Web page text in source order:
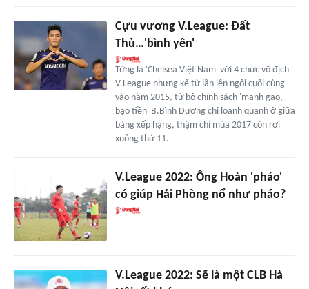
Cựu vương V.League: Đất
Thủ…'bình yên'
Từng là 'Chelsea Việt Nam' với 4 chức vô địch
V.League nhưng kể từ lần lên ngôi cuối cùng
vào năm 2015, từ bỏ chính sách 'mạnh gạo,
bạo tiền' B.Bình Dương chỉ loanh quanh ở giữa
bảng xếp hạng, thậm chí mùa 2017 còn rơi
xuống thứ 11.
V.League 2022: Ông Hoàn 'pháo'
có giúp Hải Phòng nổ như pháo?
V.League 2022: Sẽ là một CLB Hà